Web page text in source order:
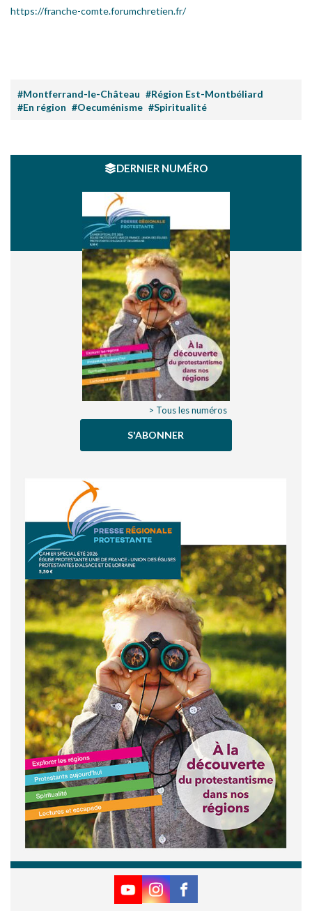
https://franche-comte.forumchretien.fr/
#Montferrand-le-Château #Région Est-Montbéliard
#En région #Oecuménisme #Spiritualité
DERNIER NUMÉRO
> Tous les numéros
S'ABONNER